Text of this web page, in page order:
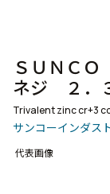
ＳＵＮＣ
ネジ ２．
Trivalent zinc cr+3
サンコーインダス
代表画像